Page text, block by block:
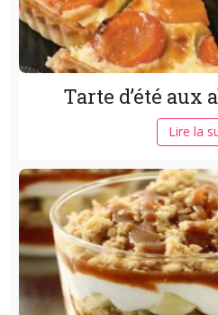
Tarte d’été aux
Lire la